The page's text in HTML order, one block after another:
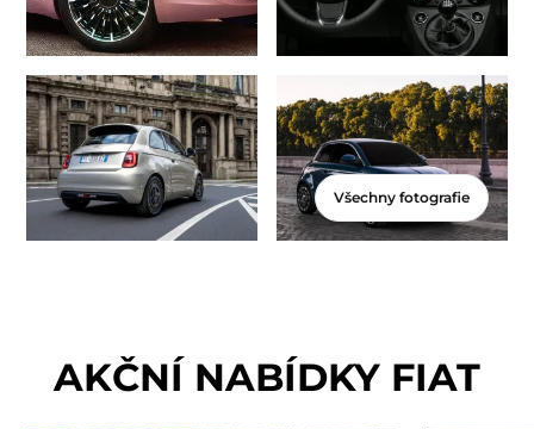
Všechny fotografie
AKČNÍ NABÍDKY FIAT